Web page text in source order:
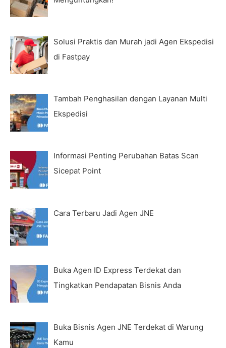
Solusi Praktis dan Murah jadi Agen Ekspedisi
di Fastpay
Tambah Penghasilan dengan Layanan Multi
Ekspedisi
Informasi Penting Perubahan Batas Scan
Sicepat Point
Cara Terbaru Jadi Agen JNE
Buka Agen ID Express Terdekat dan
Tingkatkan Pendapatan Bisnis Anda
Buka Bisnis Agen JNE Terdekat di Warung
Kamu